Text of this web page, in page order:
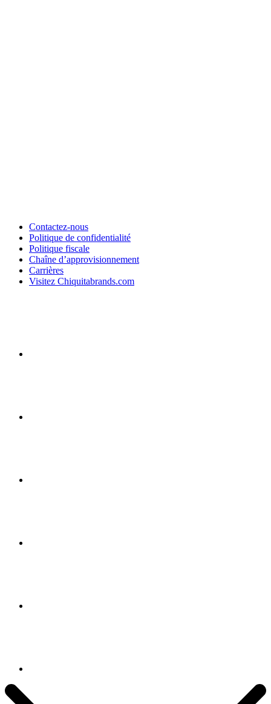
Contactez-nous
Politique de confidentialité
Politique fiscale
Chaîne d’approvisionnement
Carrières
Visitez Chiquitabrands.com